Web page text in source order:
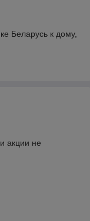
Беларусь к дому,
акции не